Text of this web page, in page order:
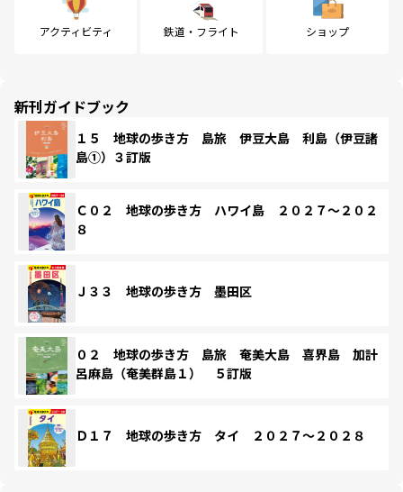
アクティビティ 鉄道・フライト ショップ
新刊ガイドブック
１５ 地球の歩き方 島旅 伊豆大島 利島（伊豆諸
島①）３訂版
Ｃ０２ 地球の歩き方 ハワイ島 ２０２７～２０２
８
Ｊ３３ 地球の歩き方 墨田区
０２ 地球の歩き方 島旅 奄美大島 喜界島 加計
呂麻島（奄美群島１） ５訂版
Ｄ１７ 地球の歩き方 タイ ２０２７～２０２８